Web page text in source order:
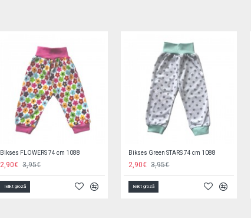
Bodi SUPER TIGER 68-80 cm
4,95€
Ielikt grozā
Bodijs ar īsām pied. 68 cm Beige (746)
2,90€
Ielikt grozā